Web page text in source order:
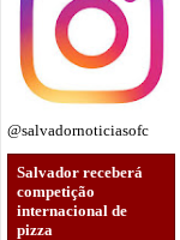
@salvadornoticiasofc
Salvador receberá
competição
internacional de
pizza